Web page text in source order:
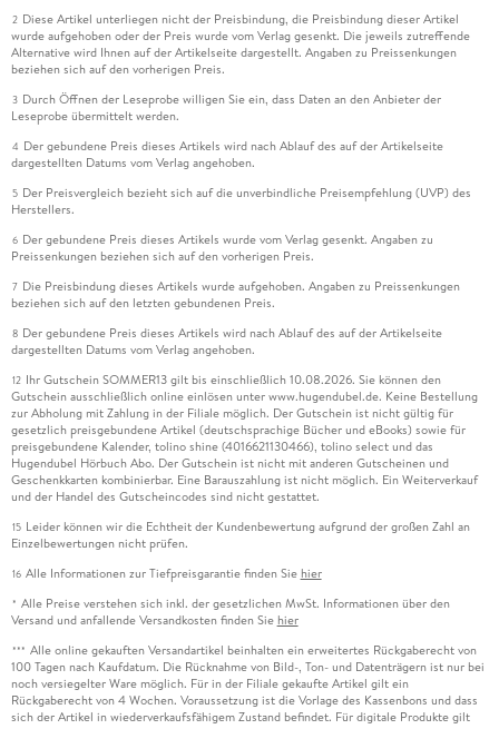
2 Diese Artikel unterliegen nicht der Preisbindung, die Preisbindung dieser Artikel
wurde aufgehoben oder der Preis wurde vom Verlag gesenkt. Die jeweils zutreffende
Alternative wird Ihnen auf der Artikelseite dargestellt. Angaben zu Preissenkungen
beziehen sich auf den vorherigen Preis.
3 Durch Öffnen der Leseprobe willigen Sie ein, dass Daten an den Anbieter der
Leseprobe übermittelt werden.
4 Der gebundene Preis dieses Artikels wird nach Ablauf des auf der Artikelseite
dargestellten Datums vom Verlag angehoben.
5 Der Preisvergleich bezieht sich auf die unverbindliche Preisempfehlung (UVP) des
Herstellers.
6 Der gebundene Preis dieses Artikels wurde vom Verlag gesenkt. Angaben zu
Preissenkungen beziehen sich auf den vorherigen Preis.
7 Die Preisbindung dieses Artikels wurde aufgehoben. Angaben zu Preissenkungen
beziehen sich auf den letzten gebundenen Preis.
8 Der gebundene Preis dieses Artikels wird nach Ablauf des auf der Artikelseite
dargestellten Datums vom Verlag angehoben.
12 Ihr Gutschein SOMMER13 gilt bis einschließlich 10.08.2026. Sie können den
Gutschein ausschließlich online einlösen unter www.hugendubel.de. Keine Bestellung
zur Abholung mit Zahlung in der Filiale möglich. Der Gutschein ist nicht gültig für
gesetzlich preisgebundene Artikel (deutschsprachige Bücher und eBooks) sowie für
preisgebundene Kalender, tolino shine (4016621130466), tolino select und das
Hugendubel Hörbuch Abo. Der Gutschein ist nicht mit anderen Gutscheinen und
Geschenkkarten kombinierbar. Eine Barauszahlung ist nicht möglich. Ein Weiterverkauf
und der Handel des Gutscheincodes sind nicht gestattet.
15 Leider können wir die Echtheit der Kundenbewertung aufgrund der großen Zahl an
Einzelbewertungen nicht prüfen.
16 Alle Informationen zur Tiefpreisgarantie finden Sie hier
* Alle Preise verstehen sich inkl. der gesetzlichen MwSt. Informationen über den
Versand und anfallende Versandkosten finden Sie hier
*** Alle online gekauften Versandartikel beinhalten ein erweitertes Rückgaberecht von
100 Tagen nach Kaufdatum. Die Rücknahme von Bild-, Ton- und Datenträgern ist nur bei
noch versiegelter Ware möglich. Für in der Filiale gekaufte Artikel gilt ein
Rückgaberecht von 4 Wochen. Voraussetzung ist die Vorlage des Kassenbons und dass
sich der Artikel in wiederverkaufsfähigem Zustand befindet. Für digitale Produkte gilt